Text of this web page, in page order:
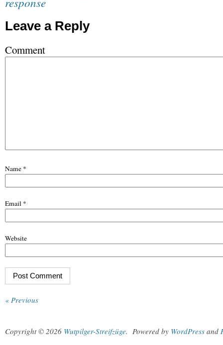
Leave a Reply
Comment
Name *
Email *
Website
« Previous
Copyright © 2026 Wutpilger-Streifzüge. Powered by WordPress and